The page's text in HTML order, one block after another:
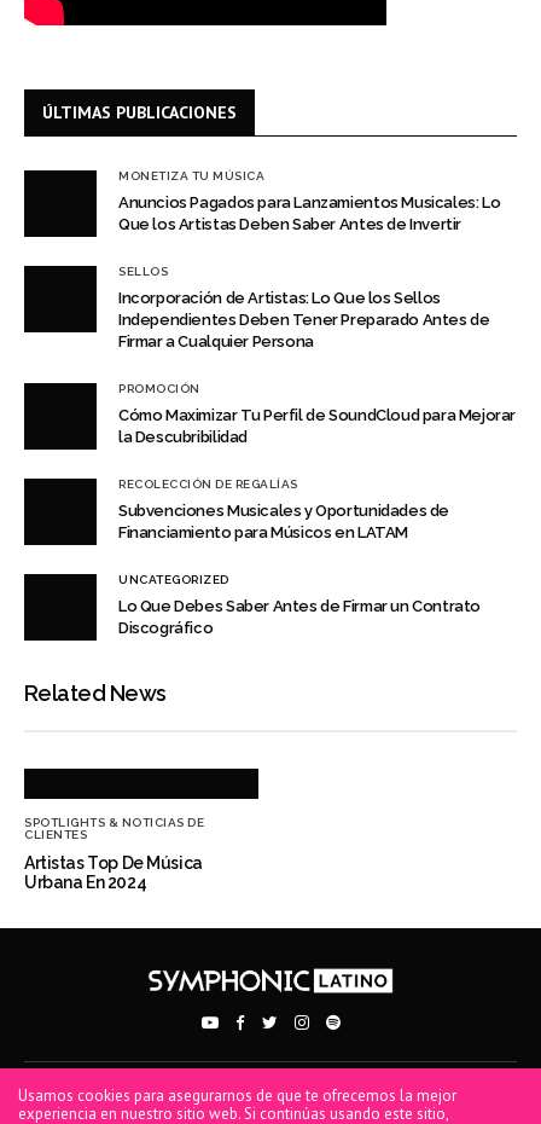
ÚLTIMAS PUBLICACIONES
MONETIZA TU MÚSICA
Anuncios Pagados para Lanzamientos Musicales: Lo
Que los Artistas Deben Saber Antes de Invertir
SELLOS
Incorporación de Artistas: Lo Que los Sellos
Independientes Deben Tener Preparado Antes de
Firmar a Cualquier Persona
PROMOCIÓN
Cómo Maximizar Tu Perfil de SoundCloud para Mejorar
la Descubribilidad
RECOLECCIÓN DE REGALÍAS
Subvenciones Musicales y Oportunidades de
Financiamiento para Músicos en LATAM
UNCATEGORIZED
Lo Que Debes Saber Antes de Firmar un Contrato
Discográfico
Related News
SPOTLIGHTS & NOTICIAS DE
CLIENTES
Artistas Top De Música
Urbana En 2024
PRIVACY POLICY TERMS OF USE COOKIE POLICY
Usamos cookies para asegurarnos de que te ofrecemos la mejor
experiencia en nuestro sitio web. Si continúas usando este sitio,